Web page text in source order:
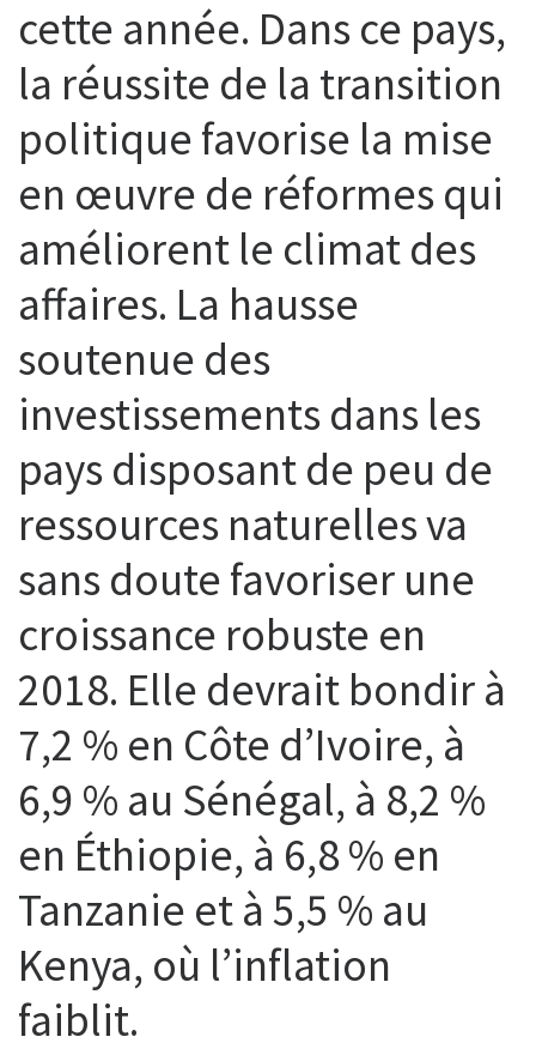
cette année. Dans ce pays,
la réussite de la transition
politique favorise la mise
en œuvre de réformes qui
améliorent le climat des
affaires. La hausse
soutenue des
investissements dans les
pays disposant de peu de
ressources naturelles va
sans doute favoriser une
croissance robuste en
2018. Elle devrait bondir à
7,2 % en Côte d’Ivoire, à
6,9 % au Sénégal, à 8,2 %
en Éthiopie, à 6,8 % en
Tanzanie et à 5,5 % au
Kenya, où l’inflation
faiblit.